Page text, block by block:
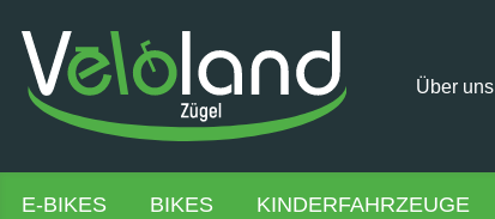
Über uns
E-BIKES BIKES KINDERFAHRZEUGE